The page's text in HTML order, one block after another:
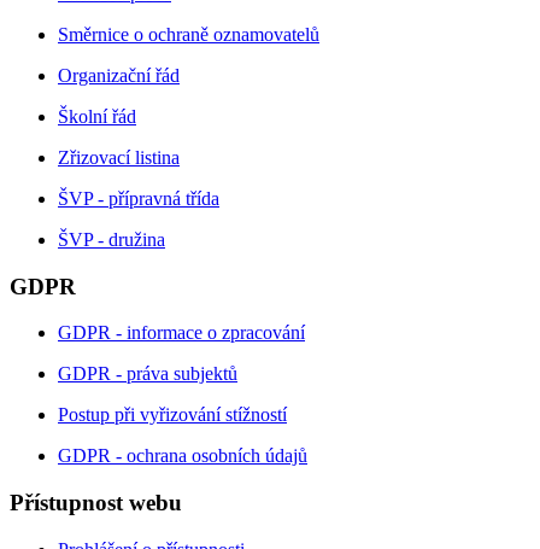
Směrnice o ochraně oznamovatelů
Organizační řád
Školní řád
Zřizovací listina
ŠVP - přípravná třída
ŠVP - družina
GDPR
GDPR - informace o zpracování
GDPR - práva subjektů
Postup při vyřizování stížností
GDPR - ochrana osobních údajů
Přístupnost webu